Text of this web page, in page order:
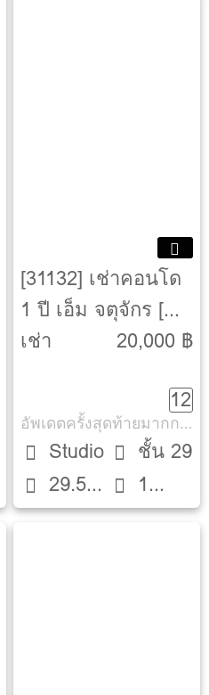
[31132] เช่าคอนโด
1 ปี เอ็ม จตุจักร [M
Jatujak]
เช่า
20,000 ฿
12
อัพเดตครั้งสุดท้ายมากกว่า 30 วัน
Studio
29.5
ตรม.
ชั้น 29
1
ห้องน้ำ